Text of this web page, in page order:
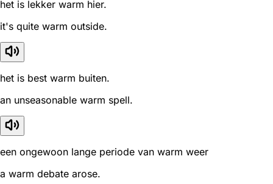
het is lekker warm hier.
it's quite warm outside.
het is best warm buiten.
an unseasonable warm spell.
een ongewoon lange periode van warm weer
a warm debate arose.